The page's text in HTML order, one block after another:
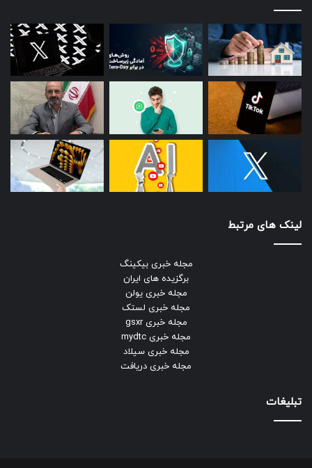
لینک های مرتبط
مجله خبری بیکینگ
برگزیده های ایران
مجله خبری یولن
مجله خبری لستک
مجله خبری gsxr
مجله خبری mydtc
مجله خبری سیلاد
مجله خبری دریافت
تبلیغات